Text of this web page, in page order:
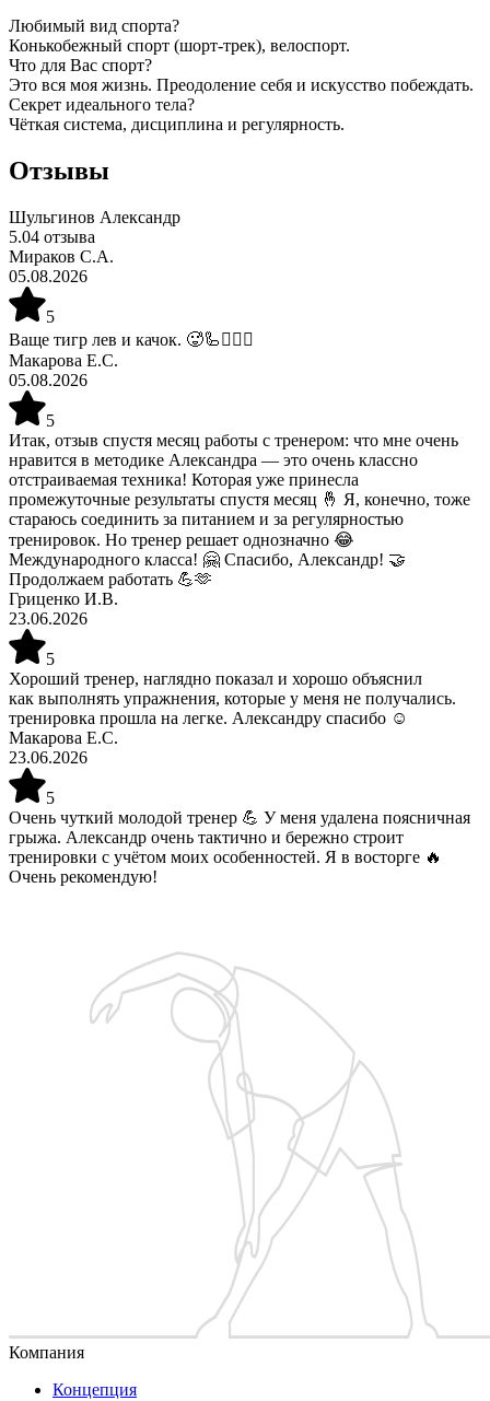
Любимый вид спорта?
Конькобежный спорт (шорт-трек), велоспорт.
Что для Вас спорт?
Это вся моя жизнь. Преодоление себя и искусство побеждать.
Секрет идеального тела?
Чёткая система, дисциплина и регулярность.
Отзывы
Шульгинов Александр
5.04 отзыва
Мираков С.А.
05.08.2026
5
Ваще тигр лев и качок. 🥵🦾🧔🏿‍♀️
Макарова Е.С.
05.08.2026
5
Итак, отзыв спустя месяц работы с тренером: что мне очень
нравится в методике Александра — это очень классно
отстраиваемая техника! Которая уже принесла
промежуточные результаты спустя месяц 🤞 Я, конечно, тоже
стараюсь соединить за питанием и за регулярностью
тренировок. Но тренер решает однозначно 😂
Международного класса! 🤗 Спасибо, Александр! 🤝
Продолжаем работать 💪🫶
Гриценко И.В.
23.06.2026
5
Хороший тренер, наглядно показал и хорошо объяснил
как выполнять упражнения, которые у меня не получались.
тренировка прошла на легке. Александру спасибо ☺️
Макарова Е.С.
23.06.2026
5
Очень чуткий молодой тренер 💪 У меня удалена поясничная
грыжа. Александр очень тактично и бережно строит
тренировки с учётом моих особенностей. Я в восторге 🔥
Очень рекомендую!
Компания
Концепция